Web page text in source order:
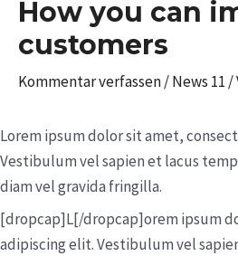
How you can
customers
Kommentar verfassen/News 11 /
Lorem ipsum dolor sit amet,
Vestibulum vel sapien et lacus
diam vel gravida fringilla.
[dropcap]L[/dropcap]orem ipsum
adipiscing elit. Vestibulum vel